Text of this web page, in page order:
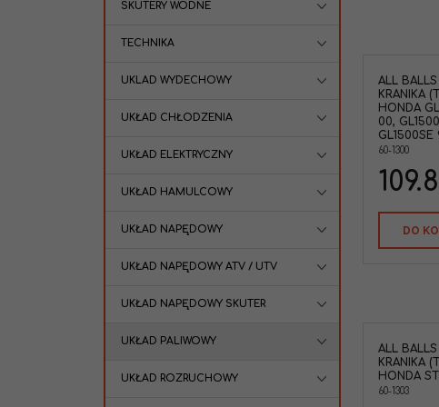
ALL BALLS
KRANIKA
HONDA
00,
GL1500SE
60-1300
DO
ALL BALLS
KRANIKA
HONDA
60-1303
SKUTERY WODNE
TECHNIKA
UKLAD WYDECHOWY
UKŁAD CHŁODZENIA
UKŁAD ELEKTRYCZNY
UKŁAD HAMULCOWY
UKŁAD NAPĘDOWY
UKŁAD NAPĘDOWY ATV / UTV
UKŁAD NAPĘDOWY SKUTER
UKŁAD PALIWOWY
UKŁAD ROZRUCHOWY